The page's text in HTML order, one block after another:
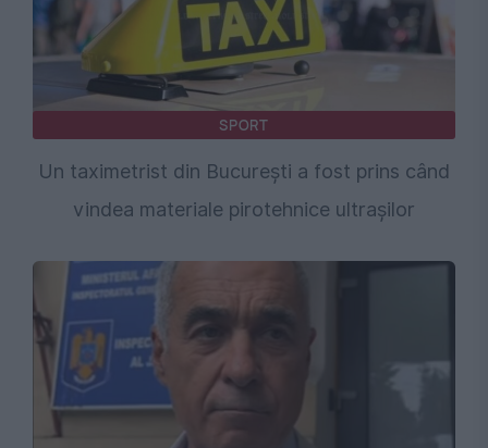
SPORT
Un taximetrist din București a fost prins când
vindea materiale pirotehnice ultrașilor